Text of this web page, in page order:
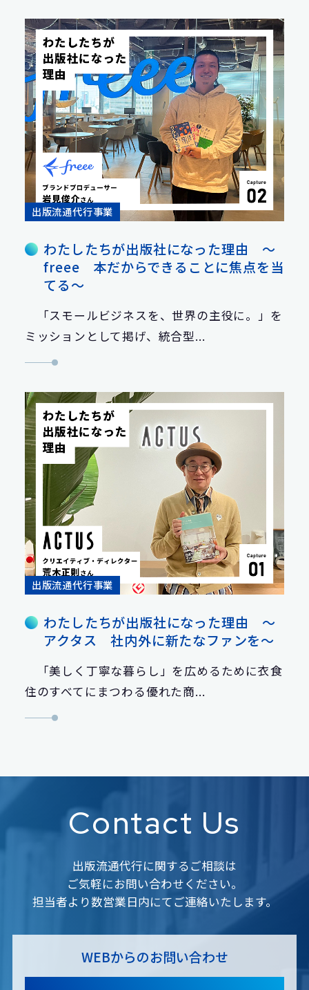
出版流通代行事業
わたしたちが出版社になった理由 ～
freee 本だからできることに焦点を当
てる～
「スモールビジネスを、世界の主役に。」を
ミッションとして掲げ、統合型...
出版流通代行事業
わたしたちが出版社になった理由 ～
アクタス 社内外に新たなファンを～
「美しく丁寧な暮らし」を広めるために衣食
住のすべてにまつわる優れた商...
Contact Us
出版流通代行に関するご相談は
ご気軽にお問い合わせください。
担当者より数営業日内にてご連絡いたします。
WEBからのお問い合わせ